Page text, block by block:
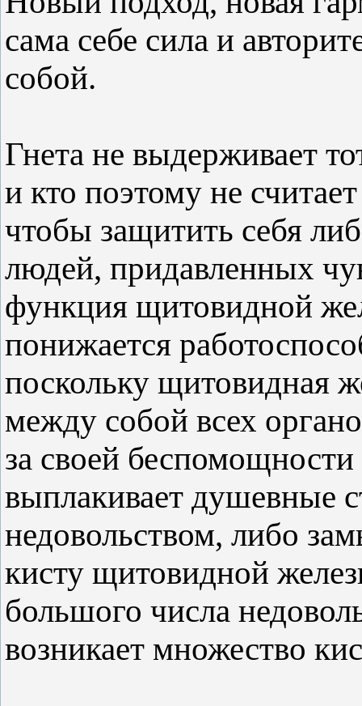
сама себе сила и
собой.
Гнета не выдерживает
и кто поэтому не
чтобы защитить себя
людей, придавленных
функция щитовидной
понижается
поскольку щитовидная
между собой всех
за своей беспомощности
выплакивает душевные
недовольством, либо
кисту щитовидной
большого числа
возникает множество